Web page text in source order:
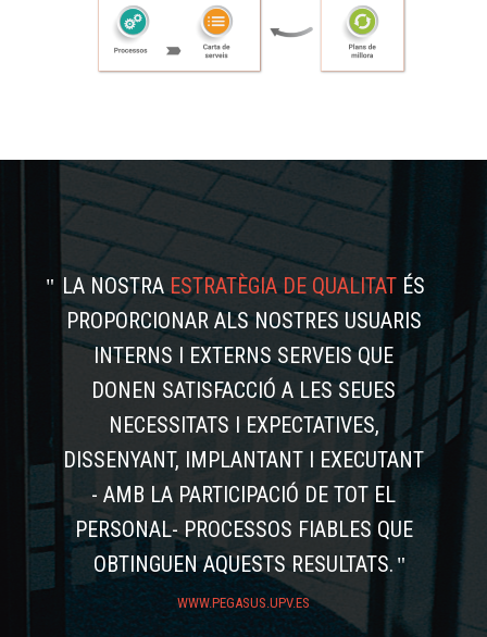
LA NOSTRAESTRATÈGIA DE QUALITAT ÉS
PROPORCIONAR ALS NOSTRES USUARIS
INTERNS I EXTERNS SERVEIS QUE
DONEN SATISFACCIÓ A LES SEUES
NECESSITATS I EXPECTATIVES,
DISSENYANT, IMPLANTANT I EXECUTANT
- AMB LA PARTICIPACIÓ DE TOT EL
PERSONAL- PROCESSOS FIABLES QUE
OBTINGUEN AQUESTS RESULTATS.
WWW.PEGASUS.UPV.ES